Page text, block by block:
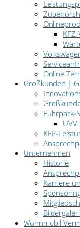
Online
Großkunden |
Fuhrpark-
KEP-
Unternehmen
Historie
Karriere
Wohnmobil